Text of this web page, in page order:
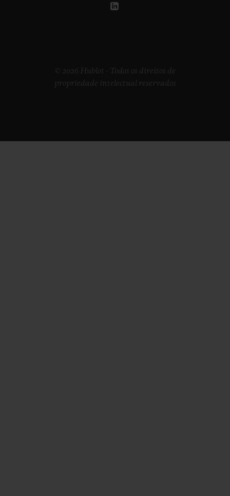
© 2026 Hublot - Todos os direitos de
propriedade intelectual reservados